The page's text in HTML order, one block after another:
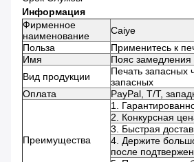
Информация
Фирменное
наименование
Caiye
Польза
Применитесь к
Имя
Пояс замедления
Вид продукции
Печать запасных
запасных
Оплата
PayPal, T/T,
Преимущества
1.
2. Конкурсная
3. Быстрая
4. Держите
после